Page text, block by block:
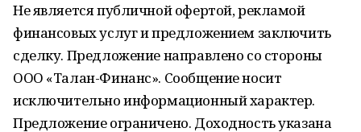
Не является публичной офертой, рекламой
финансовых услуг и предложением заключить
сделку. Предложение направлено со стороны
ООО «Талан-Финанс». Сообщение носит
исключительно информационный характер.
Предложение ограничено. Доходность указана